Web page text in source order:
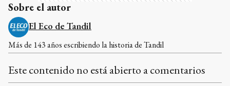
Sobre el autor
El Eco de Tandil
Más de 143 años escribiendo la historia de Tandil
Este contenido no está abierto a comentarios